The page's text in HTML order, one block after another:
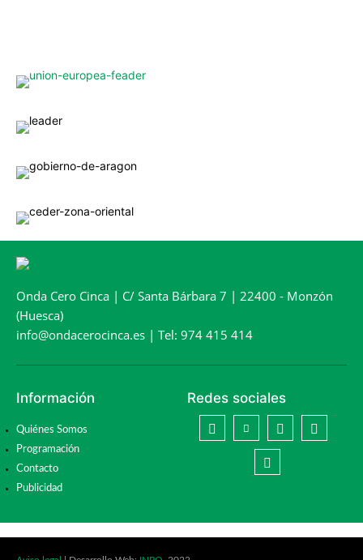
Onda Cero Cinca | C/ Santa Bárbara 7 | 22400 - Monzón
(Huesca)
info@ondacerocinca.es | Tel: 974 415 414
Información
Quiénes Somos
Programación
Contacto
Publicidad
Redes sociales